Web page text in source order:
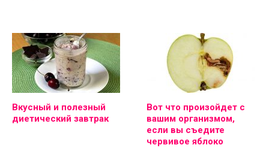
Вкусный и полезный
диетический завтрак
Вот что произойдет с
вашим организмом,
если вы съедите
червивое яблоко